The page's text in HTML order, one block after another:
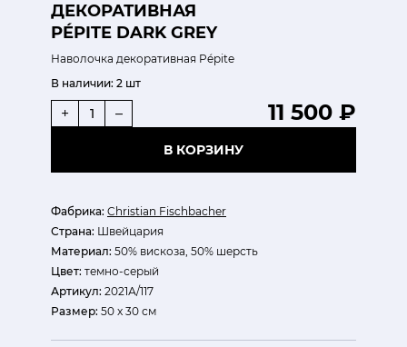
ДЕКОРАТИВНАЯ
PÉPITE DARK GREY
Наволочка декоративная Pépite
Фабрика: Christian Fischbacher
Страна: Швейцария
Материал: 50% вискоза, 50% шерсть
Цвет: темно-серый
Артикул: 2021А/117
Размер: 50 x 30 см
В наличии: 2 шт
11 500 ₽
+ –
В КОРЗИНУ